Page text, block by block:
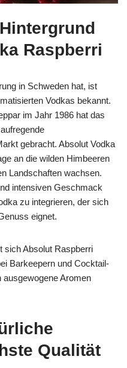
Raspberri
in Schweden hat, ist
Vodkas bekannt.
im Jahr 1986 hat das
gebracht. Absolut Vodka
an die wilden Himbeeren
Landschaften wachsen.
intensiven Geschmack
zu integrieren, der sich
eignet.
sich Absolut Raspberri
Barkeepern und Cocktail-
ausgewogene Aromen
Qualität